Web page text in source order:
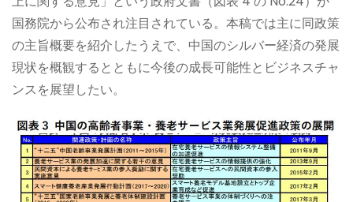
国務院から公布され注目されている。本稿では主に同政策
の主旨概要を紹介したうえで、中国のシルバー経済の発展
現状を概観するとともに今後の成長可能性とビジネスチャ
ンスを展望したい。